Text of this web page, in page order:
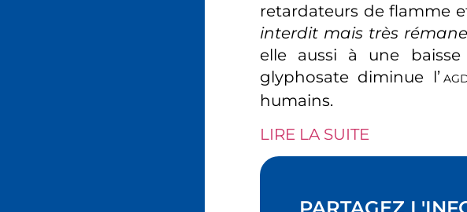
retardateurs de flamme
interdit mais très
elle aussi à une
glyphosate diminue l’
humains.
LIRE LA SUITE